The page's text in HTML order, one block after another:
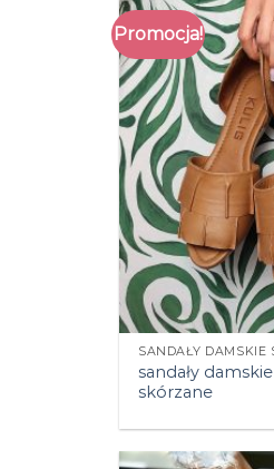
Promocja!
sandały damskie
skórzane